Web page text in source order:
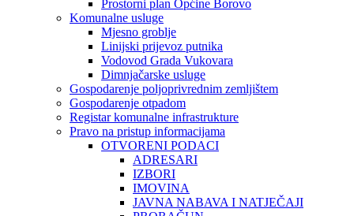
Prostorni plan Općine Borovo
Komunalne usluge
Mjesno groblje
Linijski prijevoz putnika
Vodovod Grada Vukovara
Dimnjačarske usluge
Gospodarenje poljoprivrednim zemljištem
Gospodarenje otpadom
Registar komunalne infrastrukture
Pravo na pristup informacijama
OTVORENI PODACI
ADRESARI
IZBORI
IMOVINA
JAVNA NABAVA I NATJEČAJI